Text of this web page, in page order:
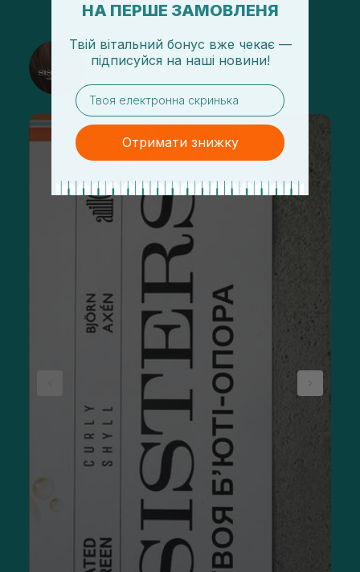
@sisters_stelmakh в Instagram
Підписатися
НА ПЕРШЕ ЗАМОВЛЕНЯ
Твій вітальний бонус вже чекає —
підписуйся на наші новини!
email
Отримати знижку